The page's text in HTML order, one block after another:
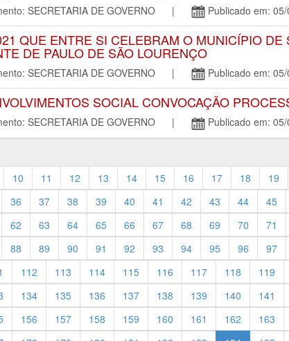
SECRETARIA DE GOVERNO | Publicado em: 05/
QUE ENTRE SI CELEBRAM O MUNICÍPIO
DE PAULO DE SÃO LOURENÇO
SECRETARIA DE GOVERNO | Publicado em: 05/
SOCIAL CONVOCAÇÃO
SECRETARIA DE GOVERNO | Publicado em: 05/
10 11 12 13 14 15 16 17 18 19
36 37 38 39 40 41 42 43 44 45
62 63 64 65 66 67 68 69 70 71
88 89 90 91 92 93 94 95 96 97
112 113 114 115 116 117 118 119
134 135 136 137 138 139 140 141
156 157 158 159 160 161 162 163